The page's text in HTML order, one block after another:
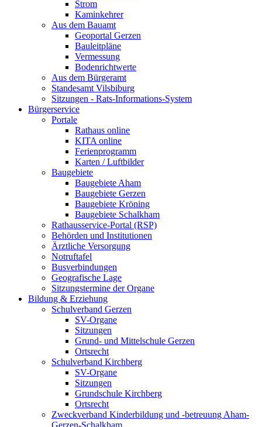
Strom
Kaminkehrer
Aus dem Bauamt
Geoportal Gerzen
Bauleitpläne
Vermessung
Bodenrichtwerte
Aus dem Bürgeramt
Standesamt Vilsbiburg
Sitzungen - Rats-Informations-System
Bürgerservice
Portale
Rathaus online
KITA online
Ferienprogramm
Karten / Luftbilder
Baugebiete
Baugebiete Aham
Baugebiete Gerzen
Baugebiete Kröning
Baugebiete Schalkham
Rathausservice-Portal (RSP)
Behörden und Institutionen
Ärztliche Versorgung
Notruftafel
Busverbindungen
Geografische Lage
Sitzungstermine der Organe
Bildung & Erziehung
Schulverband Gerzen
SV-Organe
Sitzungen
Grund- und Mittelschule Gerzen
Ortsrecht
Schulverband Kirchberg
SV-Organe
Sitzungen
Grundschule Kirchberg
Ortsrecht
Zweckverband Kinderbildung und -betreuung Aham-
Gerzen-Schalkham